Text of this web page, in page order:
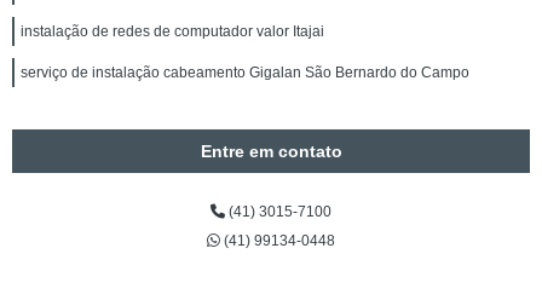
instalação de redes de computador valor Itajai
serviço de instalação cabeamento Gigalan São Bernardo do Campo
Entre em contato
(41) 3015-7100
(41) 99134-0448